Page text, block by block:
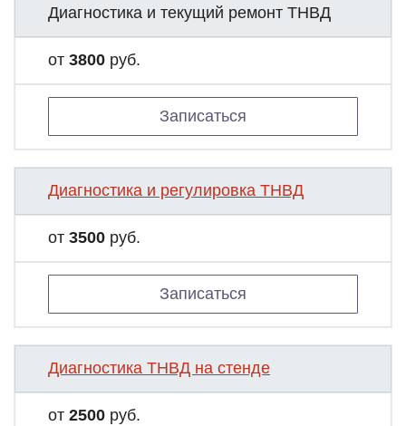
Диагностика и текущий ремонт ТНВД
от 3800 руб.
Записаться
Диагностика и регулировка ТНВД
от 3500 руб.
Записаться
Диагностика ТНВД на стенде
от 2500 руб.